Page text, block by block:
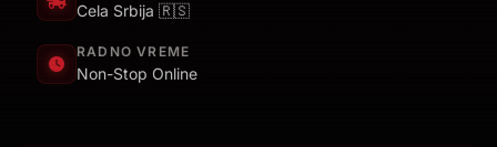
Cela Srbija 🇷🇸
RADNO VREME
Non-Stop Online